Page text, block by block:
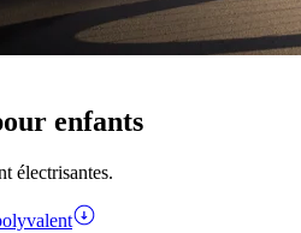
enfants
électrisantes.